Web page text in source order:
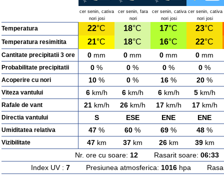
cer senin, cativa
nori josi
cer senin, fara
nori
cer senin, cativa
nori josi
cer senin, cativa
nori josi
Temperatura 22°C 18°C 17°C 23°C
Temperatura resimitita 21°C 18°C 16°C 22°C
Cantitate precipitatii 3 ore 0 mm 0 mm 0 mm 0 mm
Probabilitate precipitatii 0 % 0 % 0 % 0 %
Acoperire cu nori 10 % 0 % 16 % 20 %
Viteza vantului 6km/h 6km/h 6km/h 5km/h
Rafale de vant 21km/h 26km/h 17km/h 17km/h
Directia vantului S ESE ENE ENE
Umiditatea relativa 47 % 60 % 69 % 48 %
Vizibilitate 47km 37km 26km 39km
Nr. ore cu soare: 12Rasarit soare: 06:33
Index UV : 7Presiunea atmosferica: 1016hpa